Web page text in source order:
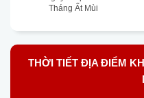
Tháng Ất Mùi
THỜI TIẾT ĐỊA ĐIỂM